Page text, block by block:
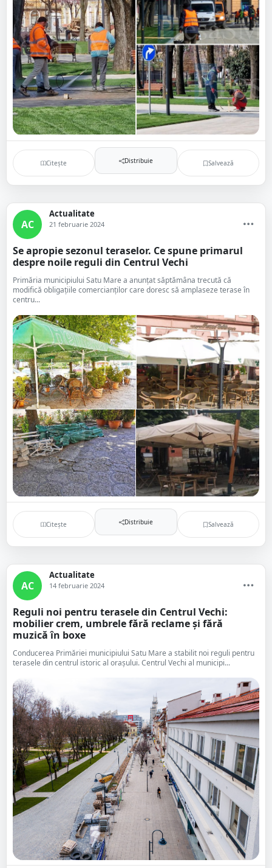
Citește Distribuie Salvează
AC
Actualitate
21 februarie 2024
Se apropie sezonul teraselor. Ce spune primarul
despre noile reguli din Centrul Vechi
Primăria municipiului Satu Mare a anunțat săptămâna trecută că
modifică obligațiile comercianților care doresc să amplaseze terase în
centru...
Citește Distribuie Salvează
AC
Actualitate
14 februarie 2024
Reguli noi pentru terasele din Centrul Vechi:
mobilier crem, umbrele fără reclame și fără
muzică în boxe
Conducerea Primăriei municipiului Satu Mare a stabilit noi reguli pentru
terasele din centrul istoric al orașului. Centrul Vechi al municipi...